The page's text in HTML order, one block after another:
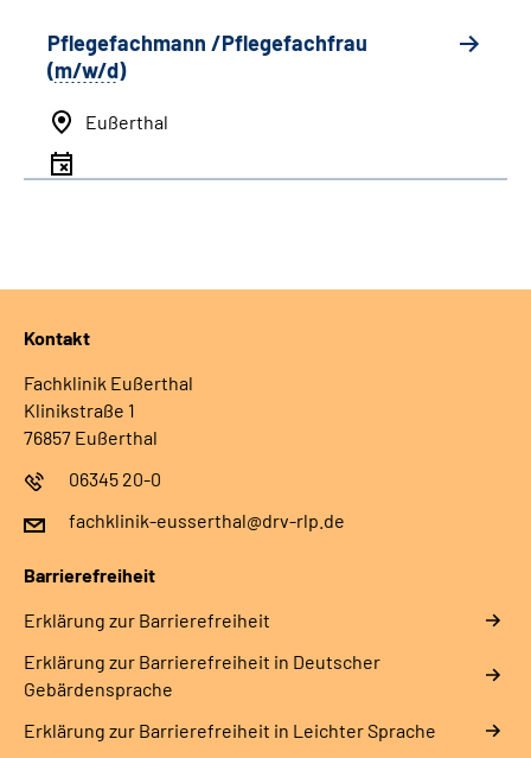
Pflegefachmann /Pflegefachfrau
(m/w/d)
Eußerthal
Kontakt
Fachklinik Eußerthal
Klinikstraße 1
76857 Eußerthal
06345 20-0
fachklinik-eusserthal@drv-rlp.de
Barrierefreiheit
Erklärung zur Barrierefreiheit
Erklärung zur Barrierefreiheit in Deutscher
Gebärdensprache
Erklärung zur Barrierefreiheit in Leichter Sprache